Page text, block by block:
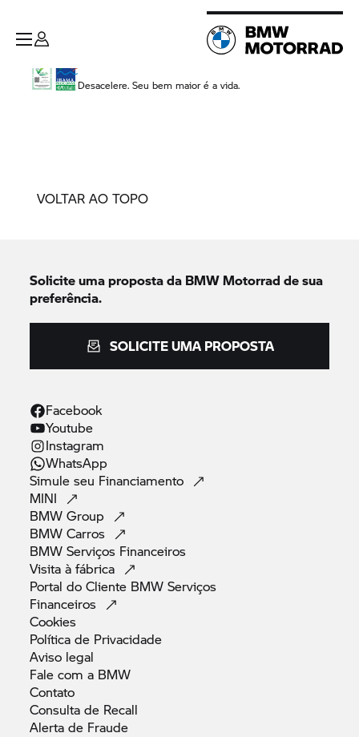
Desacelere. Seu bem maior é a vida.
VOLTAR AO TOPO
Solicite uma proposta da BMW Motorrad de sua
preferência.
SOLICITE UMA PROPOSTA
Facebook
Youtube
Instagram
WhatsApp
Simule seu Financiamento
MINI
BMWGroup
BMWCarros
BMW Serviços Financeiros
Visita àfábrica
Portal do Cliente BMW Serviços
Financeiros
Cookies
Política de Privacidade
Aviso legal
Fale com a BMW
Contato
Consulta de Recall
Alerta de Fraude